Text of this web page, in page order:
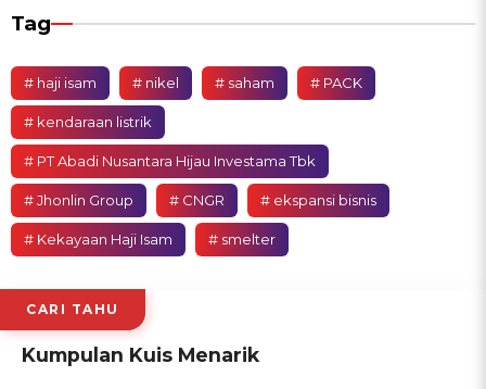
Tag
# haji isam # nikel # saham # PACK
# kendaraan listrik
# PT Abadi Nusantara Hijau Investama Tbk
# Jhonlin Group # CNGR # ekspansi bisnis
# Kekayaan Haji Isam # smelter
CARI TAHU
Kumpulan Kuis Menarik